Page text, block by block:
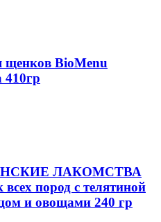
BioMenu
410гр
ЛАКОМСТВА
пород с телятиной
и овощами 240 гр